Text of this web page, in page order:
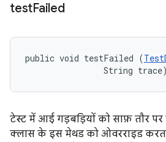
testFailed
public void testFailed (
                String trace)
टेस्ट में आई गड़बड़ियों को साफ़ तौर पर
क्लास के इस मेथड को ओवरराइड